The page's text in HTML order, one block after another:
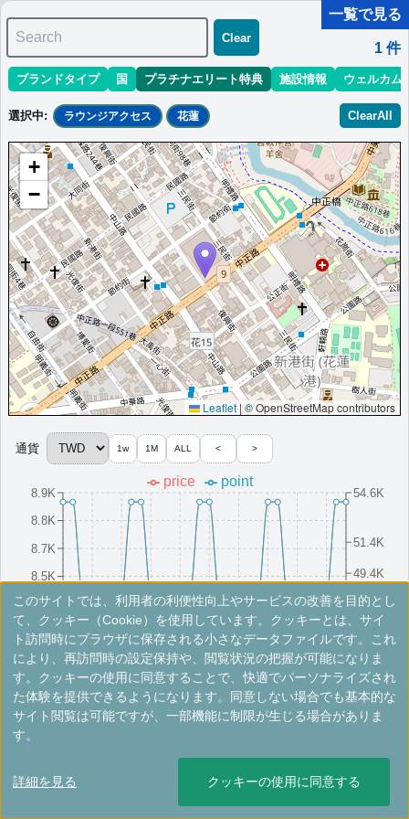
マリオット最新情報ホテル情報(アジア)ホテル特典攻略
1 - 1 件 / 全 1 件
並び替え: 最低価格目安 開業時期 エリア 地域
ルメリディアン・花蓮リゾート
花蓮に位置するル・メリディアン・リゾートです。洗練されたデ
ザインと豊かな自然が調和した高級リゾートです。
台湾花蓮
開業:2023
年
最低価格目安:￥7,644
TWD
情報サイ
ト:itravelblog.net
Marriott Bonvoyで価格をみる
プラチナエリート特典：ウェルカムギフト朝食選択可,ラウンジアクセス有,客
室アップグレード有（スイート含む）,クラブラウンジでのイブニングカクテ
ル提供
その他情報：海辺に位置,インフィニティプール,アート志向のデザイン
More...
1 - 1 件 / 全 1 件 ＜
一覧で見る
Search
Clear
1 件
ブランドタイプ 国 プラチナエリート特典 施設情報 ウェルカム
選択中: ラウンジアクセス 花蓮 ClearAll
+
−
Leaflet | © OpenStreetMap contributors
8/1(Fri)8/4(Mon)8/7(Thu)8/10(Sun)8/13(Wed)8/16(Sat)8/19(Tue)8/22(Fri)8/25(Mon)8/28(Thu)
8.3K
8.5K
8.7K
8.8K
8.9K
47.4K
49.4K
51.4K
54.6K
price point
※手数料別。レートは目安ですので最新の情報は公式サイトでご確認ください。
通貨 1w 1M ALL < >
ルメリディアン・花蓮リゾート
花蓮に位置するル・メリディアン・リゾートです。洗練されたデザ
インと豊かな自然が調和した高級リゾートです。
台湾花蓮
開業:2023年
このサイトでは、利用者の利便性向上やサービスの改善を目的とし
て、クッキー（Cookie）を使用しています。クッキーとは、サイ
ト訪問時にブラウザに保存される小さなデータファイルです。これ
により、再訪問時の設定保持や、閲覧状況の把握が可能になりま
す。クッキーの使用に同意することで、快適でパーソナライズされ
た体験を提供できるようになります。同意しない場合でも基本的な
サイト閲覧は可能ですが、一部機能に制限が生じる場合がありま
す。
詳細を見る クッキーの使用に同意する